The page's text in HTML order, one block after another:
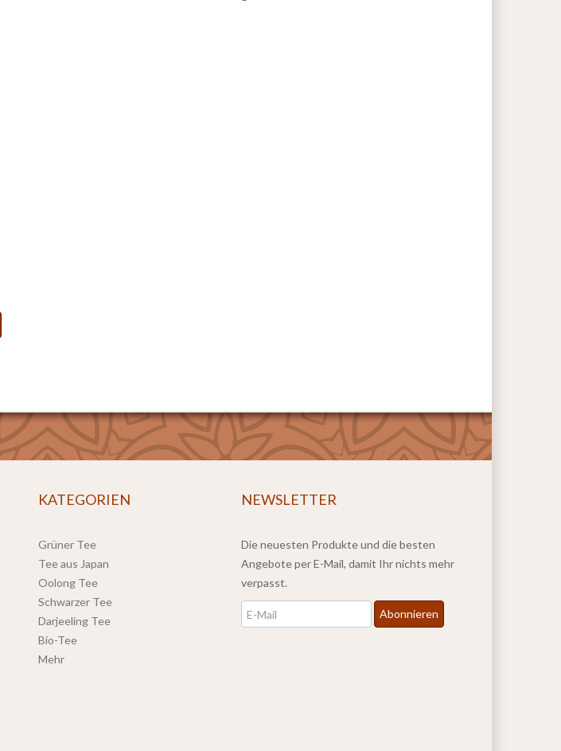
KATEGORIEN
Grüner Tee
Tee aus Japan
Oolong Tee
Schwarzer Tee
Darjeeling Tee
Bio-Tee
Mehr
NEWSLETTER
Die neuesten Produkte und die besten
Angebote per E-Mail, damit Ihr nichts mehr
verpasst.
Newsletter
Abonnieren